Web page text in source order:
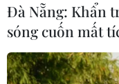
Đồng USD trước
yen mạnh lên và
06/08/2026 05:14
Đà Nẵng: Khẩn
sóng cuốn mất